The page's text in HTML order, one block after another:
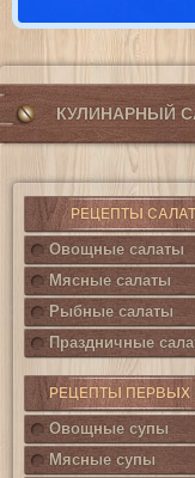
КУЛИНАРНЫЙ
РЕЦЕПТЫ
Овощные салаты
Мясные салаты
Рыбные салаты
Праздничные
РЕЦЕПТЫ ПЕРВЫХ
Овощные супы
Мясные супы